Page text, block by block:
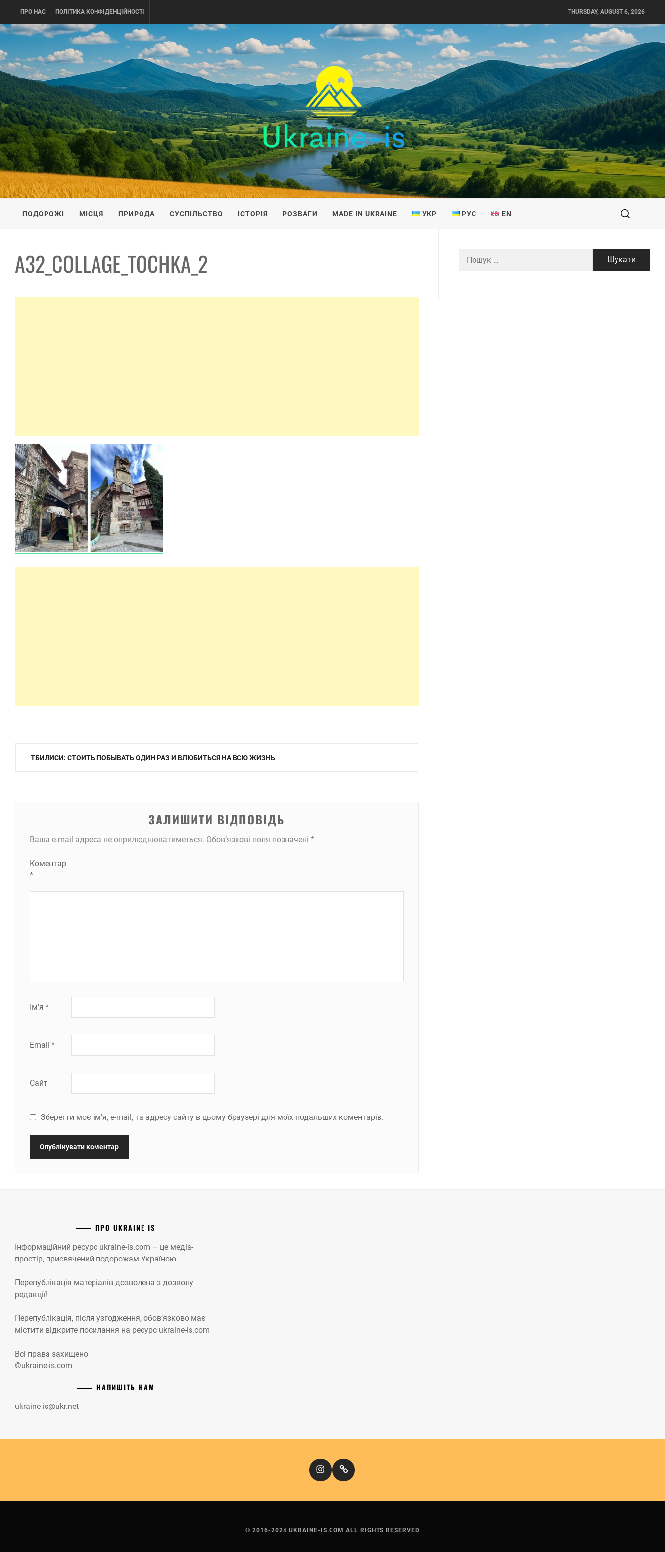
content
ПРО НАС ПОЛІТИКА КОНФІДЕНЦІЙНОСТІ THURSDAY, AUGUST 6, 2026
UKRAINE-IS
ПОДОРОЖI ПО УКРАЇНІ
ПОДОРОЖІ МІСЦЯ ПРИРОДА СУСПІЛЬСТВО ІСТОРІЯ РОЗВАГИ MADE IN UKRAINE УКР РУС EN
A32_COLLAGE_TOCHKA_2
Навігація
ТБИЛИСИ: СТОИТЬ ПОБЫВАТЬ ОДИН РАЗ И ВЛЮБИТЬСЯ НА ВСЮ ЖИЗНЬ
ЗАЛИШИТИ ВІДПОВІДЬ
Ваша e-mail адреса не оприлюднюватиметься. Обов’язкові поля позначені *
Коментар
*
Ім'я *
Email *
Сайт
Зберегти моє ім'я, e-mail, та адресу сайту в цьому браузері для моїх подальших коментарів.
ПРО UKRAINE IS
Інформаційний ресурс ukraine-is.com – це медіа-
простір, присвячений подорожам Україною.
Перепублікація матеріалів дозволена з дозволу
редакції!
Перепублікація, після узгодження, обов’язково має
містити відкрите посилання на ресурс ukraine-is.com
Всі права захищено
©ukraine-is.com
НАПИШІТЬ НАМ
ukraine-is@ukr.net
InstagramКіномандри
© 2016-2024 UKRAINE-IS.COM ALL RIGHTS RESERVED